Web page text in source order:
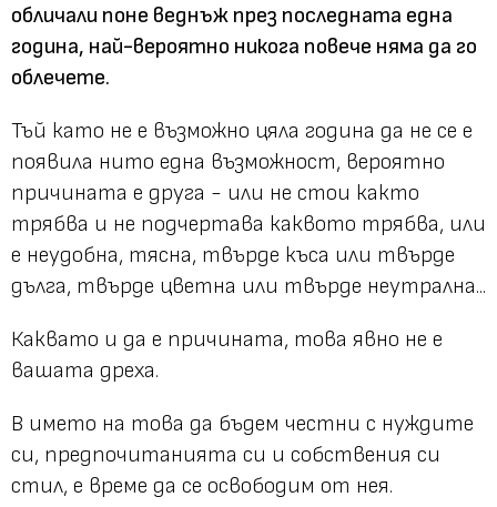
обличали поне веднъж през последната една
година, най-вероятно никога повече няма да го
облечете.
Тъй като не е възможно цяла година да не се е
появила нито една възможност, вероятно
причината е друга - или не стои както
трябва и не подчертава каквото трябва, или
е неудобна, тясна, твърде къса или твърде
дълга, твърде цветна или твърде неутрална...
Каквато и да е причината, това явно не е
вашата дреха.
В името на това да бъдем честни с нуждите
си, предпочитанията си и собствения си
стил, е време да се освободим от нея.